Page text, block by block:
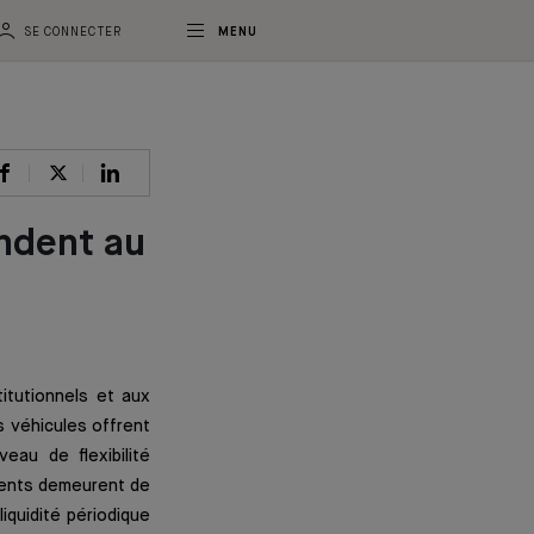
SE CONNECTER MENU
au
et aux
véhicules offrent
de flexibilité
demeurent de
périodique